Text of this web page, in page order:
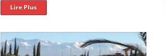
Lire Plus